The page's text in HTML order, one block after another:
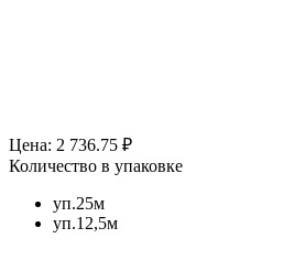
Цена: 2 736.75 ₽
Количество в упаковке
уп.25м
уп.12,5м